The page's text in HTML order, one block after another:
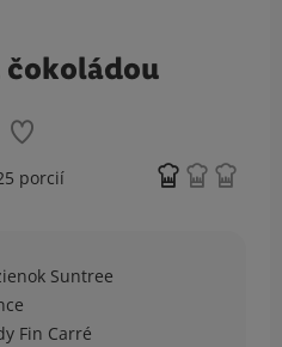
porcií
Suntree
Fin Carré